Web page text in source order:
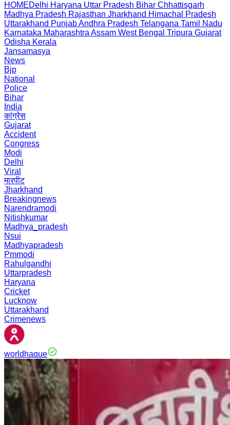
HOMEDelhi Haryana Uttar Pradesh Bihar Chhattisgarh
Madhya Pradesh Rajasthan Jharkhand Himachal Pradesh
Uttarakhand PunjabAndhra Pradesh Telangana Tamil Nadu
Karnataka Maharashtra Assam West Bengal Tripura Gujarat
Odisha Kerala
Jansamasya
News
Bjp
National
Police
Bihar
India
कांग्रेस
Gujarat
Accident
Congress
Modi
Delhi
Viral
मारपीट
Jharkhand
Breakingnews
Narendramodi
Nitishkumar
Madhya_pradesh
Nsui
Madhyapradesh
Pmmodi
Rahulgandhi
Uttarpradesh
Haryana
Cricket
Lucknow
Uttarakhand
Crimenews
worldhaque